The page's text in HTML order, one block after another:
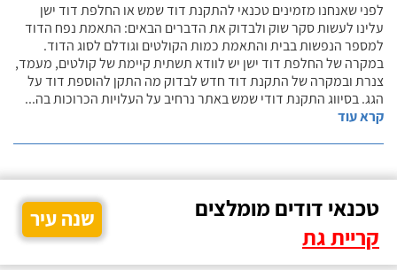
לפני שאנחנו מזמינים טכנאי להתקנת דוד שמש או החלפת דוד ישן
עלינו לעשות סקר שוק ולבדוק את הדברים הבאים: התאמת נפח הדוד
למספר הנפשות בבית והתאמת כמות הקולטים וגודלם לסוג הדוד.
במקרה של החלפת דוד ישן יש לוודא תשתית קיימת של קולטים, מעמד,
צנרת ובמקרה של התקנת דוד חדש לבדוק מה התקן להוספת דוד על
הגג. בסיווג התקנת דודי שמש באתר נרחיב על העלויות הכרוכות בה...
קרא עוד
טכנאי דודים מומלצים
קריית גת
שנה עיר